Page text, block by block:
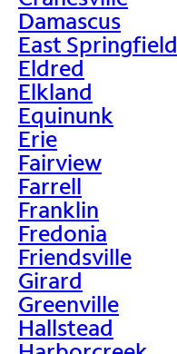
Damascus
East Springfield
Eldred
Elkland
Equinunk
Erie
Fairview
Farrell
Franklin
Fredonia
Friendsville
Girard
Greenville
Hallstead